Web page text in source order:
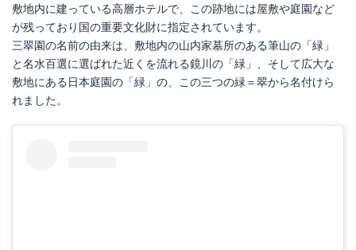
敷地内に建っている高層ホテルで、この跡地には屋敷や庭園など
が残っており国の重要文化財に指定されています。
三翠園の名前の由来は、敷地内の山内家墓所のある筆山の「緑」
と名水百選に選ばれた近くを流れる鏡川の「緑」、そして広大な
敷地にある日本庭園の「緑」の、この三つの緑＝翠から名付けら
れました。